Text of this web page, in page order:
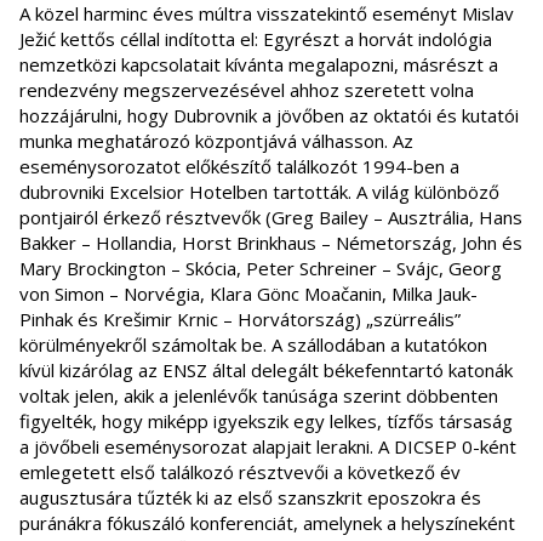
A közel harminc éves múltra visszatekintő eseményt Mislav
Ježić kettős céllal indította el: Egyrészt a horvát indológia
nemzetközi kapcsolatait kívánta megalapozni, másrészt a
rendezvény megszervezésével ahhoz szeretett volna
hozzájárulni, hogy Dubrovnik a jövőben az oktatói és kutatói
munka meghatározó központjává válhasson. Az
eseménysorozatot előkészítő találkozót 1994-ben a
dubrovniki Excelsior Hotelben tartották. A világ különböző
pontjairól érkező résztvevők (Greg Bailey – Ausztrália, Hans
Bakker – Hollandia, Horst Brinkhaus – Németország, John és
Mary Brockington – Skócia, Peter Schreiner – Svájc, Georg
von Simon – Norvégia, Klara Gönc Moačanin, Milka Jauk-
Pinhak és Krešimir Krnic – Horvátország) „szürreális”
körülményekről számoltak be. A szállodában a kutatókon
kívül kizárólag az ENSZ által delegált békefenntartó katonák
voltak jelen, akik a jelenlévők tanúsága szerint döbbenten
figyelték, hogy miképp igyekszik egy lelkes, tízfős társaság
a jövőbeli eseménysorozat alapjait lerakni. A DICSEP 0-ként
emlegetett első találkozó résztvevői a következő év
augusztusára tűzték ki az első szanszkrit eposzokra és
puránákra fókuszáló konferenciát, amelynek a helyszíneként